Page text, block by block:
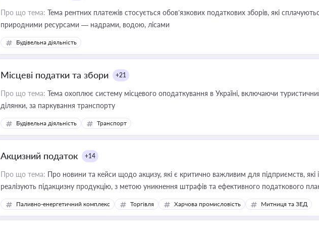
Про що тема: Тема рентних платежів стосується обов’язкових податкових зборів, які
природними ресурсами — надрами, водою, лісами
Будівельна діяльність
Місцеві податки та збори +21
Про що тема: Тема охоплює систему місцевого оподаткування в Україні, включаючи
ділянки, за паркування транспорту
Будівельна діяльність Транспорт
Акцизний податок +14
Про що тема: Про новини та кейси щодо акцизу, які є критично важливим для підприємств,
реалізують підакцизну продукцію, з метою уникнення штрафів та ефективного податкового
Паливно-енергетичний комплекс Торгівля Харчова промисловість Митниця та ЗЕД